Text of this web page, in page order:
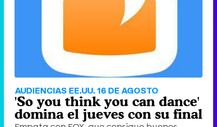
AUDIENCIAS EE.UU. 16 DE AGOSTO
'So you think you can dance'
domina el jueves con su final